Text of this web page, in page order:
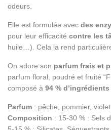
odeurs.
Elle est formulée avec des
pour leur efficacité contre les
huile…). Cela la rend
On adore son parfum frais et
parfum floral, poudré et fruité
composé à 94 %
Parfum : pêche, pommier,
Composition : 15-30 % : Sels